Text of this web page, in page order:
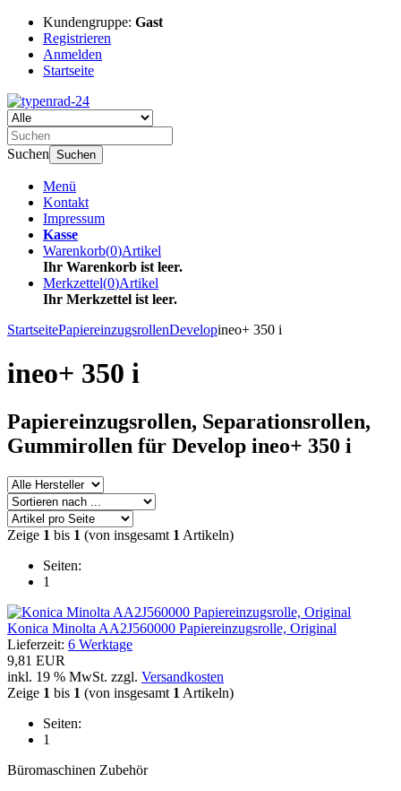
Kundengruppe: Gast
Registrieren
Anmelden
Startseite
Suchen Suchen
Menü
Kontakt
Impressum
Kasse
Warenkorb(0)Artikel
Ihr Warenkorb ist leer.
Merkzettel(0)Artikel
Ihr Merkzettel ist leer.
StartseitePapiereinzugsrollenDevelopineo+ 350 i
ineo+ 350 i
Papiereinzugsrollen, Separationsrollen,
Gummirollen für Develop ineo+ 350 i
Zeige 1 bis 1 (von insgesamt 1 Artikeln)
Seiten:
1
Konica Minolta AA2J560000 Papiereinzugsrolle, Original
Lieferzeit: 6 Werktage
9,81 EUR
inkl. 19 % MwSt. zzgl. Versandkosten
Zeige 1 bis 1 (von insgesamt 1 Artikeln)
Seiten:
1
Büromaschinen Zubehör